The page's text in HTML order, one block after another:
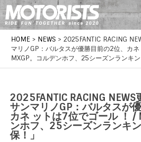
HOME > NEWS >2025FANTIC RACING
マリノGP：バルタスが優勝目前の2位、カ
MXGP。コルデンホフ、25シーズンランキン
2025FANTIC RACING NEWS
サンマリノGP：バルタスが
カネ ットは7位でゴール ！ /
ンホフ、25シーズンランキ
保！」